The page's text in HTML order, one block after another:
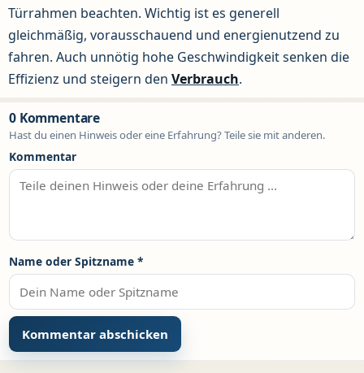
Türrahmen beachten. Wichtig ist es generell
gleichmäßig, vorausschauend und energienutzend zu
fahren. Auch unnötig hohe Geschwindigkeit senken die
Effizienz und steigern den Verbrauch.
0 Kommentare
Hast du einen Hinweis oder eine Erfahrung? Teile sie mit anderen.
Kommentar
Name oder Spitzname *